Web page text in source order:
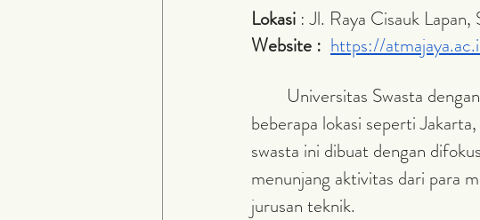
Lokasi : Jl. Raya Cisauk
Website : https://
beberapa lokasi seperti
swasta ini dibuat dengan
menunjang aktivitas dari para
jurusan teknik.